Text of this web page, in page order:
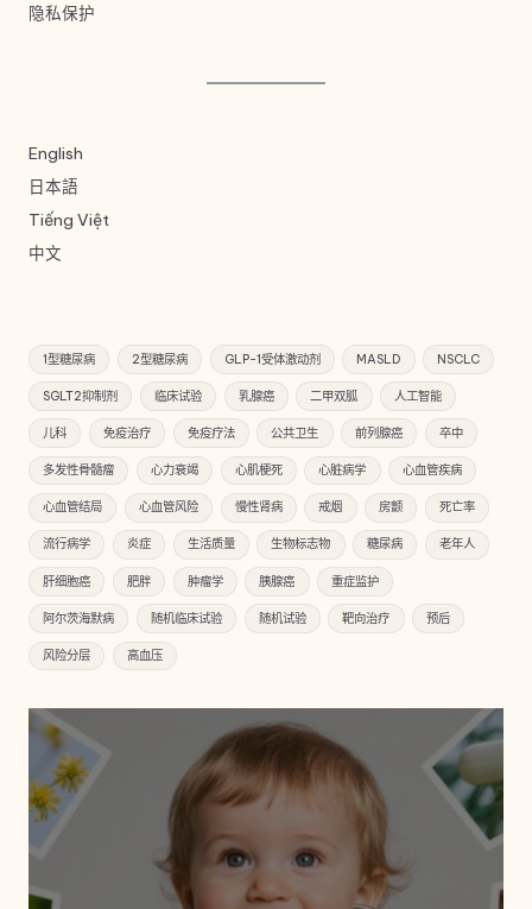
隐私保护
English
日本語
Tiếng Việt
中文
1型糖尿病 2型糖尿病 GLP-1受体激动剂 MASLD NSCLC
SGLT2抑制剂 临床试验 乳腺癌 二甲双胍 人工智能
儿科 免疫治疗 免疫疗法 公共卫生 前列腺癌 卒中
多发性骨髓瘤 心力衰竭 心肌梗死 心脏病学 心血管疾病
心血管结局 心血管风险 慢性肾病 戒烟 房颤 死亡率
流行病学 炎症 生活质量 生物标志物 糖尿病 老年人
肝细胞癌 肥胖 肿瘤学 胰腺癌 重症监护
阿尔茨海默病 随机临床试验 随机试验 靶向治疗 预后
风险分层 高血压